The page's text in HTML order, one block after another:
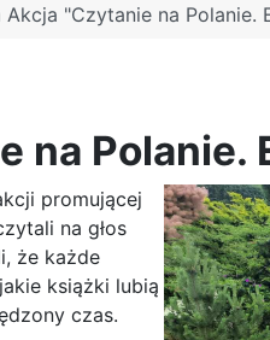
"Czytanie na Polanie.
na Polanie.
promującej
na głos
że każde
książki lubią
czas.